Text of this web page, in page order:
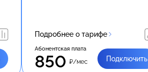
Подробнее о тарифе
Абонентская плата
850 ₽/мес Подключить